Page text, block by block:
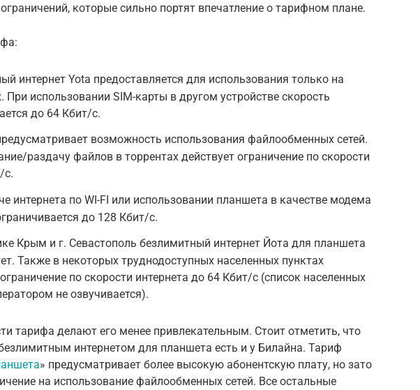
которые сильно портят впечатление о тарифном плане.
интернет Yota предоставляется для использования только на
При использовании SIM-карты в другом устройстве скорость
до 64 Кбит/с.
возможность использования файлообменных сетей.
раздачу файлов в торрентах действует ограничение по скорости
с.
интернета по WI-FI или использовании планшета в качестве модема
до 128 Кбит/с.
Крым и г. Севастополь безлимитный интернет Йота для планшета
Также в некоторых труднодоступных населенных пунктах
по скорости интернета до 64 Кбит/с (список населенных
не озвучивается).
тарифа делают его менее привлекательным. Стоит отметить, что
интернетом для планшета есть и у Билайна. Тариф
» предусматривает более высокую абонентскую плату, но зато
на использование файлообменных сетей. Все остальные